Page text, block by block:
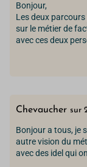
Bonjour,
Les deux parcours
sur le métier de
avec ces deux
Chevaucher sur
Bonjour a tous, je
autre vision du
avec des idel qui